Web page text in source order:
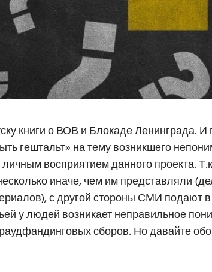
книги о ВОВ и Блокаде Ленинграда. И
гештальт» на тему возникшего
восприятием данного проекта.
иначе, чем им представляли
с другой стороны СМИ подают в
у людей возникает неправильное
сборов. Но давайте